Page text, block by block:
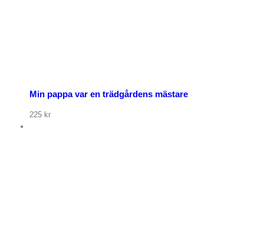
Min pappa var en trädgårdens mästare
225 kr